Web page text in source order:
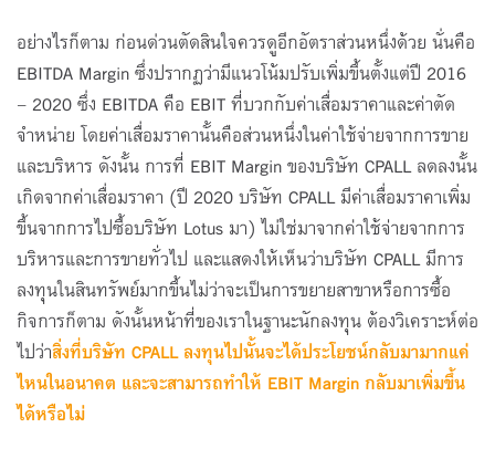
อย่างไรก็ตาม ก่อนด่วนตัดสินใจควรดูอีกอัตราส่วนหนึ่งด้วย นั่นคือ
EBITDA Margin ซึ่งปรากฏว่ามีแนวโน้มปรับเพิ่มขึ้นตั้งแต่ปี 2016
– 2020 ซึ่ง EBITDA คือ EBIT ที่บวกกับค่าเสื่อมราคาและค่าตัด
จำหน่าย โดยค่าเสื่อมราคานั้นคือส่วนหนึ่งในค่าใช้จ่ายจากการขาย
และบริหาร ดังนั้น การที่ EBIT Margin ของบริษัท CPALL ลดลงนั้น
เกิดจากค่าเสื่อมราคา (ปี 2020 บริษัท CPALL มีค่าเสื่อมราคาเพิ่ม
ขึ้นจากการไปซื้อบริษัท Lotus มา) ไม่ใช่มาจากค่าใช้จ่ายจากการ
บริหารและการขายทั่วไป และแสดงให้เห็นว่าบริษัท CPALL มีการ
ลงทุนในสินทรัพย์มากขึ้นไม่ว่าจะเป็นการขยายสาขาหรือการซื้อ
กิจการก็ตาม ดังนั้นหน้าที่ของเราในฐานะนักลงทุน ต้องวิเคราะห์ต่อ
ไปว่าสิ่งที่บริษัท CPALL ลงทุนไปนั้นจะได้ประโยชน์กลับมามากแค่
ไหนในอนาคต และจะสามารถทำให้ EBIT Margin กลับมาเพิ่มขึ้น
ได้หรือไม่